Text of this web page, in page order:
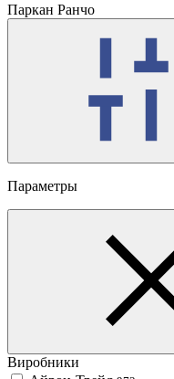
Паркан Ранчо
Параметры
Виробники